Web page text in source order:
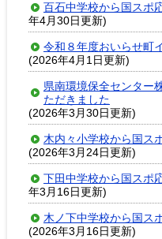
百石中学校から国スポ
年4月30日更新)
令和８年度おいらせ町
(2026年4月1日更新)
県南環境保全センター
ただきました
(2026年3月30日更新)
木内々小学校から国ス
(2026年3月24日更新)
下田中学校から国スポ
年3月16日更新)
木ノ下中学校から国ス
(2026年3月16日更新)